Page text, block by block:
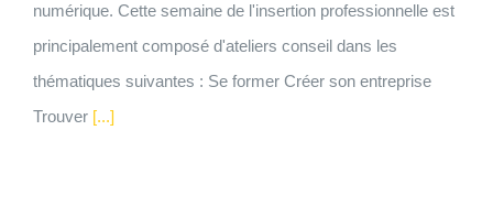
numérique. Cette semaine de l'insertion professionnelle est
principalement composé d'ateliers conseil dans les
thématiques suivantes : Se former Créer son entreprise
Trouver[...]